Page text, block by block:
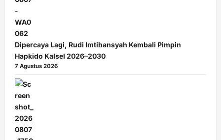
Dipercaya Lagi, Rudi Imtihansyah Kembali Pimpin
Hapkido Kalsel 2026–2030
7 Agustus 2026